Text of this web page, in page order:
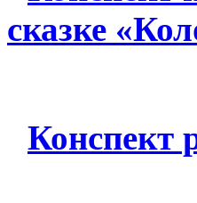
сказке
Конспект